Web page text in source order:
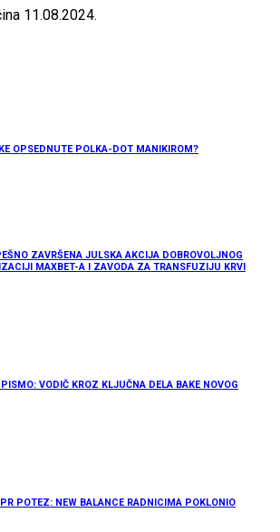
11.08.2024.
OPSEDNUTE POLKA-DOT MANIKIROM?
ZAVRŠENA JULSKA AKCIJA DOBROVOLJNOG
MAXBET-A I ZAVODA ZA TRANSFUZIJU KRVI
VODIČ KROZ KLJUČNA DELA BAKE NOVOG
POTEZ: NEW BALANCE RADNICIMA POKLONIO